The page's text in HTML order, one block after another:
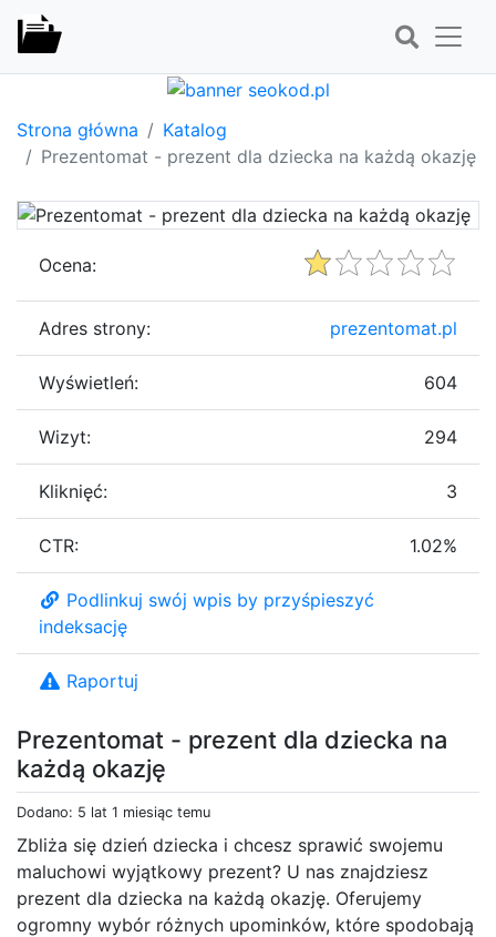
Strona główna
Katalog
Prezentomat - prezent dla dziecka na każdą okazję
Prezentomat - prezent dla dziecka na
każdą okazję
Dodano: 5 lat 1 miesiąc temu
Zbliża się dzień dziecka i chcesz sprawić swojemu
maluchowi wyjątkowy prezent? U nas znajdziesz
prezent dla dziecka na każdą okazję. Oferujemy
ogromny wybór różnych upominków, które spodobają
Ocena:
Adres strony: prezentomat.pl
Wyświetleń: 604
Wizyt: 294
Kliknięć: 3
CTR: 1.02%
Podlinkuj swój wpis by przyśpieszyć
indeksację
Raportuj